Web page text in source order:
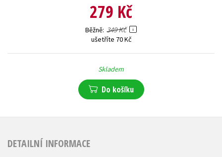
279 Kč
Běžně 349 Kč
ušetříte 70 Kč
Skladem
Do košíku
DETAILNÍ INFORMACE